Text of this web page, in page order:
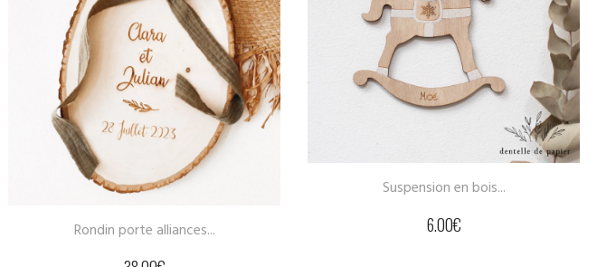
Suspension en bois...
6.00 €
Mot décoration –...
18.00€